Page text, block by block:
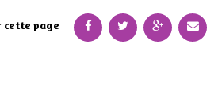
cette page